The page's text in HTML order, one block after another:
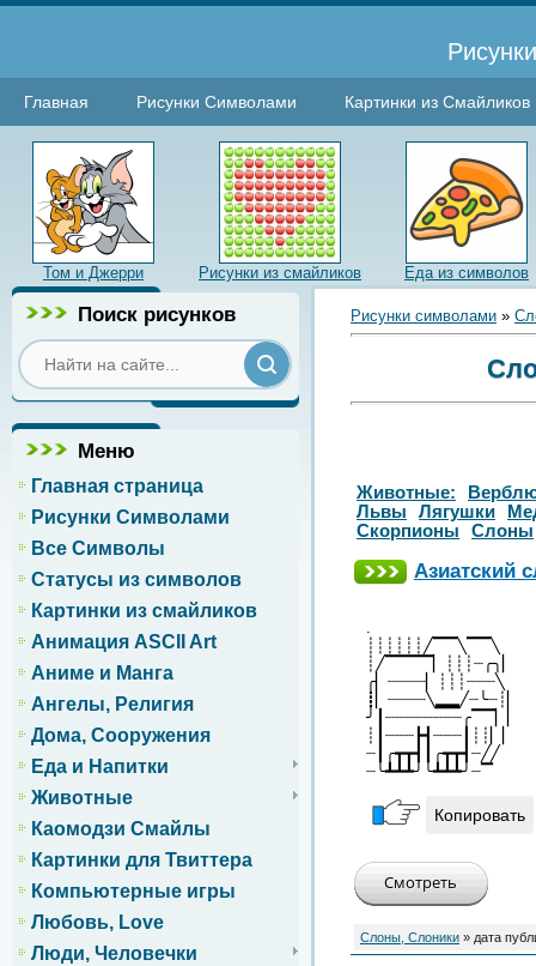
Главная Рисунки Символами Картинки из Смайликов
Том и Джерри Рисунки из смайликов Еда из символов
Поиск рисунков
Меню
Главная страница
Рисунки Символами
Все Символы
Статусы из символов
Картинки из смайликов
Анимация ASCII Art
Аниме и Манга
Ангелы, Религия
Дома, Сооружения
Еда и Напитки
Животные
Каомодзи Смайлы
Картинки для Твиттера
Компьютерные игры
Любовь, Love
Люди, Человечки
Рисунки символами »
Животные:
Львы
Лягушки
Скорпионы
Слоны
Азиатский
┊┊┊┊┊┊╱▔▔╲▔▔╲
┊╱▔▔▔▔▏┊┊┊┈╭╮▏
╭▏┈┈┈┈▏┊┊┊┈┈┈╲
┋▏┈┈┈┈╲▂▂╱┈╰┈┊▏
╯┃┈┈┈┈┈┈┈┈╭▔▔▏▏
┊┃┈┈┈┣┫┈┈┈┃┊┊▏▏
┈┃╭┳┳┫┃╭┳┳┫┈╱╱
┈╰┻┻┻╯╰┻┻┻╯┈▔
Копировать
Слоны, Слоники » дата